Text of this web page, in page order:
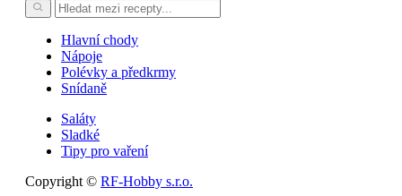
Hlavní chody
Nápoje
Polévky a předkrmy
Snídaně
Saláty
Sladké
Tipy pro vaření
Copyright © RF-Hobby s.r.o.